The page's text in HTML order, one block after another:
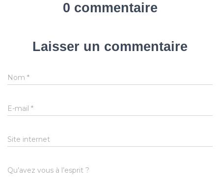
0 commentaire
Laisser un commentaire
Nom *
E-mail *
Site internet
Qu’avez vous à l’esprit ?